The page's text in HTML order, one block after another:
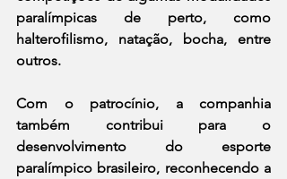
paralímpicas de perto, como
halterofilismo, natação, bocha, entre
outros.
Com o patrocínio, a companhia
também contribui para o
desenvolvimento do esporte
paralímpico brasileiro, reconhecendo a